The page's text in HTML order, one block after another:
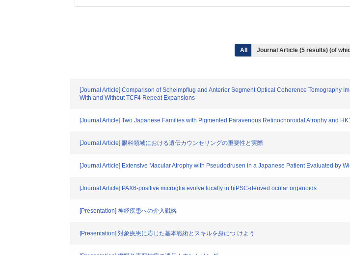
All Journal Article (5 results) (of
[Journal Article] Comparison of Scheimpflug and Anterior Segment Optical Coherence Tomography
With and Without TCF4 Repeat Expansions
[Journal Article] Two Japanese Families with Pigmented Paravenous Retinochoroidal Atrophy and
[Journal Article] 眼科領域における遺伝カウンセリングの重要性と実際
[Journal Article] Extensive Macular Atrophy with Pseudodrusen in a Japanese Patient Evaluated by
[Journal Article] PAX6-positive microglia evolve locally in hiPSC-derived ocular organoids
[Presentation] 神経疾患への介入戦略
[Presentation] 対象疾患に応じた基本戦術とスキルを身につ けよう